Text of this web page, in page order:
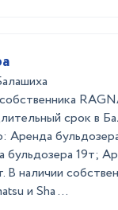
срок в
Аренда
бульдозера 19т;
наличии
и Sha ...